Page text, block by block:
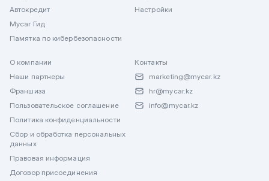
Автокредит
Mycar Гид
Памятка по кибербезопасности
Настройки
О компании
Наши партнеры
Франшиза
Пользовательское соглашение
Политика конфиденциальности
Сбор и обработка персональных
данных
Правовая информация
Договор присоединения
Контакты
marketing@mycar.kz
hr@mycar.kz
info@mycar.kz